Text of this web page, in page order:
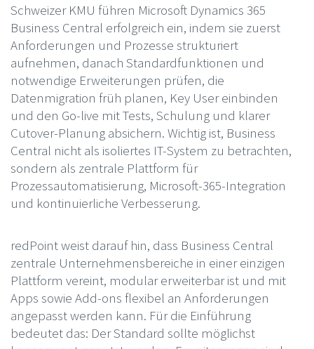
Schweizer KMU führen Microsoft Dynamics 365
Business Central erfolgreich ein, indem sie zuerst
Anforderungen und Prozesse strukturiert
aufnehmen, danach Standardfunktionen und
notwendige Erweiterungen prüfen, die
Datenmigration früh planen, Key User einbinden
und den Go-live mit Tests, Schulung und klarer
Cutover-Planung absichern. Wichtig ist, Business
Central nicht als isoliertes IT-System zu betrachten,
sondern als zentrale Plattform für
Prozessautomatisierung, Microsoft-365-Integration
und kontinuierliche Verbesserung.
redPoint weist darauf hin, dass Business Central
zentrale Unternehmensbereiche in einer einzigen
Plattform vereint, modular erweiterbar ist und mit
Apps sowie Add-ons flexibel an Anforderungen
angepasst werden kann. Für die Einführung
bedeutet das: Der Standard sollte möglichst